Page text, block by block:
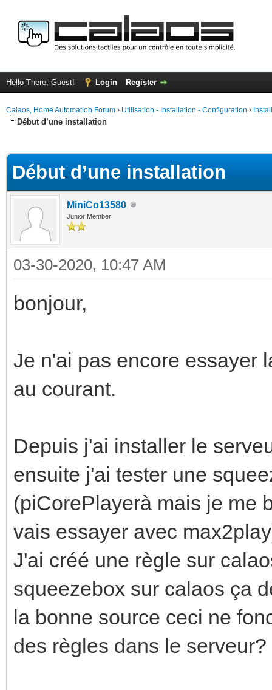
Hello There, Guest! Login Register
Calaos, Home Automation Forum › Utilisation - Installation - Configuration ›
Début d’une installation
Début d’une installation
MiniCo13580
Junior Member
03-30-2020, 10:47 AM
bonjour,
Je n'ai pas encore essayer
au courant.
Depuis j'ai installer le
ensuite j'ai tester une
(piCorePlayerà mais je me
vais essayer avec
J'ai créé une règle sur
squeezebox sur calaos ça
la bonne source ceci ne
des règles dans le serveur?